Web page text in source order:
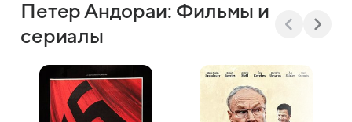
Петер Андораи: Фильмы и
сериалы